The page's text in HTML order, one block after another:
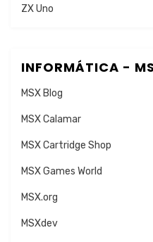
ZX Uno
INFORMÁTICA -
MSX Blog
MSX Calamar
MSX Cartridge Shop
MSX Games World
MSX.org
MSXdev